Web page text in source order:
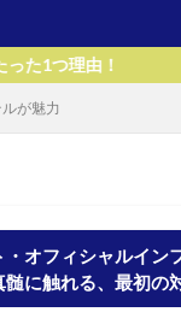
が魅力
・オフィシャルイン
髄に触れる、最初の